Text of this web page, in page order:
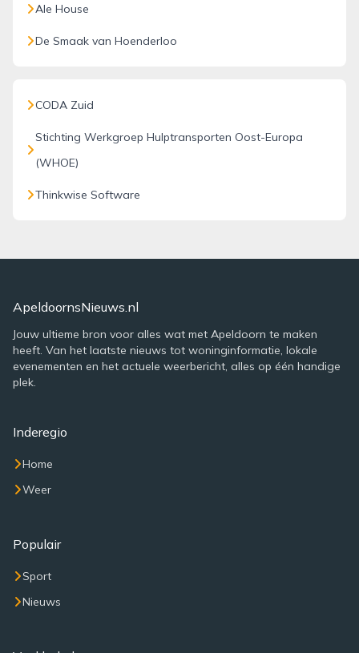
Ale House
De Smaak van Hoenderloo
CODA Zuid
Stichting Werkgroep Hulptransporten Oost-Europa
(WHOE)
Thinkwise Software
ApeldoornsNieuws.nl
Jouw ultieme bron voor alles wat met Apeldoorn te maken
heeft. Van het laatste nieuws tot woninginformatie, lokale
evenementen en het actuele weerbericht, alles op één handige
plek.
Inderegio
Home
Weer
Populair
Sport
Nieuws